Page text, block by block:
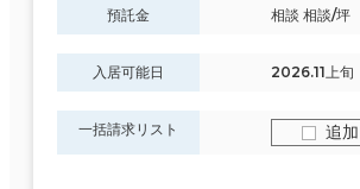
預託金 相談 相談/坪
入居可能日 2026.11上旬
一括請求リスト 追加